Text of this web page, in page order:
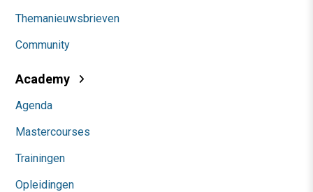
Themanieuwsbrieven
Community
Academy
Agenda
Mastercourses
Trainingen
Opleidingen